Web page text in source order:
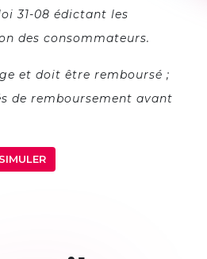
31-08 édictant les
des consommateurs.
et doit être remboursé ;
de remboursement avant
SIMULER